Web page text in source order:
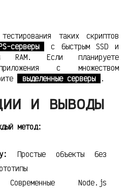
таких скриптов
серверы
с быстрым SSD и
RAM. Если планируете
с множеством
выделенные серверы .
и выводы
метод:
Простые объекты без
Node.js